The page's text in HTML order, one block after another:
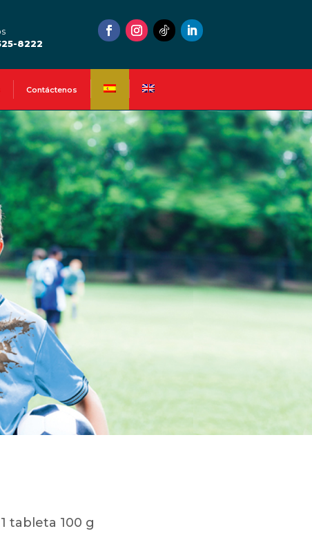
8222
Contáctenos
tableta 100 g